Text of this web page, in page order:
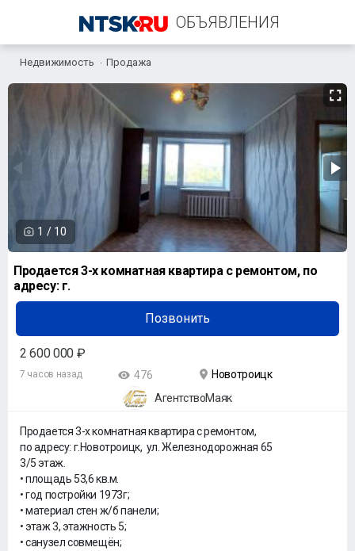
ОБЪЯВЛЕНИЯ
+7 (958) 838-38-73
Недвижимость Продажа
1 / 10
Продается 3-х комнатная квартира с ремонтом, по
адресу: г.
Позвонить
2 600 000 ₽
7 часов назад 476
Новотроицк
АгентствоМаяк
Продается 3-х комнатная квартира с ремонтом,
по адресу: г.Новотроицк, ул. Железнодорожная 65
3/5 этаж.
• площадь 53,6 кв.м.
• год постройки 1973г;
• материал стен ж/б панели;
• этаж 3, этажность 5;
• санузел совмещён;